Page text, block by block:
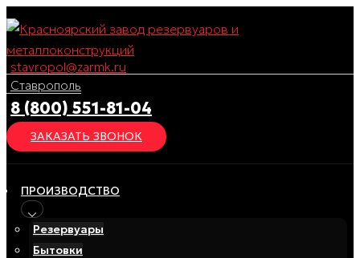
Перейти
содержимому
stavropol@zarmk.ru
Ставрополь
8 (800) 551-81-04
ЗАКАЗАТЬ ЗВОНОК
ПРОИЗВОДСТВО
Резервуары
Бытовки